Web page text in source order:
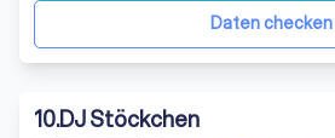
Auflegen“ bringe ich als DJDaten checken
10.DJ Stöckchen